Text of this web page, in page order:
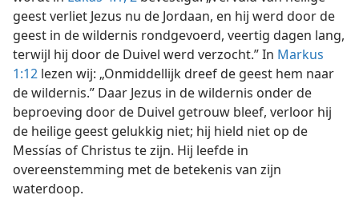
geest verliet Jezus nu de Jordaan, en hij werd door de
geest in de wildernis rondgevoerd, veertig dagen lang,
terwijl hij door de Duivel werd verzocht.” In Markus
1:12 lezen wij: „Onmiddellijk dreef de geest hem naar
de wildernis.” Daar Jezus in de wildernis onder de
beproeving door de Duivel getrouw bleef, verloor hij
de heilige geest gelukkig niet; hij hield niet op de
Messías of Christus te zijn. Hij leefde in
overeenstemming met de betekenis van zijn
waterdoop.